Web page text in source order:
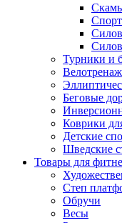
Турники и
Беговые
Коврики
Детские
Шведские
Товары для
Степ
Обручи
Весы